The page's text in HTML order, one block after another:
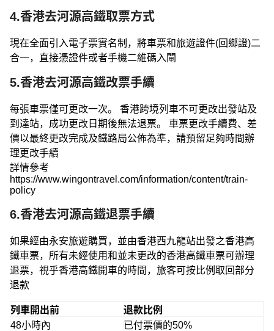
4.香港去河源高鐵取票方式
現在全面引入電子票實名制，將車票和旅遊證件(回鄉證)二
合一，直接憑證件或者手機二維碼入閘
5.香港去河源高鐵改票手續
每張車票僅可更改一次。 香港跨境列車不可更改出發站及
到達站，成功更改日期後無法退票。 車票更改手續費、差
價以最終更改完成及鐵路局公佈為準，請預留足夠時間辦
理更改手續
詳情參考
https://www.wingontravel.com/information/content/train-
policy
6.香港去河源高鐵退票手續
如果經由永安旅遊購買，並由香港西九龍站出發之香港高
鐵車票，所有未經使用和並未更改的香港高鐵車票可辦理
退票，視乎香港高鐵開車的時間，旅客可按比例取回部分
退款
列車開出前
退款比例
48小時內
已付票價的50%